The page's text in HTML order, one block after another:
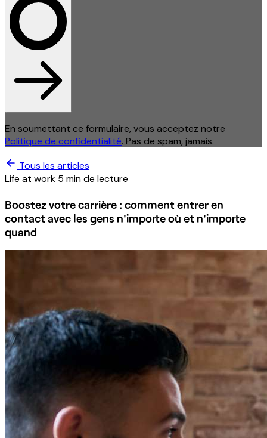
En soumettant ce formulaire, vous acceptez notre
Politique de confidentialité. Pas de spam, jamais.
Tous les articles
Life at work 5 min de lecture
Boostez votre carrière : comment entrer en
contact avec les gens n'importe où et n'importe
quand